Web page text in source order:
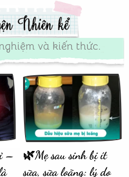
và kiến thức.
–
🌿Mẹ sau sinh bị ít
sữa, sữa loãng: lý do